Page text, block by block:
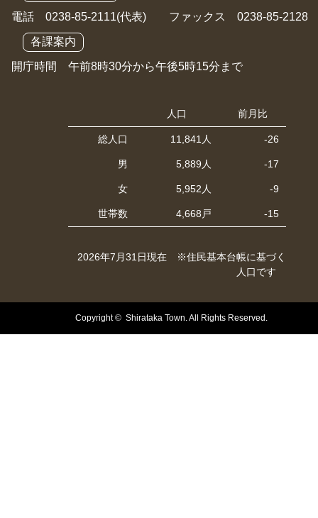
電話 0238-85-2111(代表) ファックス 0238-85-2128
各課案内
開庁時間 午前8時30分から午後5時15分まで
人口 前月比
総人口 11,841人 -26
男 5,889人 -17
女 5,952人 -9
世帯数 4,668戸 -15
2026年7月31日現在 ※住民基本台帳に基づく
人口です
Copyright © Shirataka Town. All Rights Reserved.